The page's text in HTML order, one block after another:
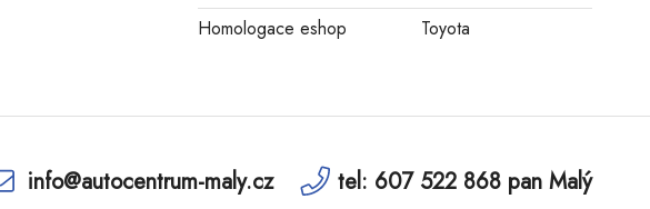
Homologace eshop
Toyota
info@autocentrum-maly.cz tel: 607 522 868 pan Malý